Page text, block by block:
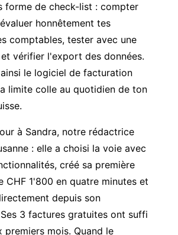
forme de check-list : compter
honnêtement tes
comptables, tester avec une
vérifier l'export des données.
le logiciel de facturation
limite colle au quotidien de ton
à Sandra, notre rédactrice
: elle a choisi la voie avec
créé sa première
CHF 1'800 en quatre minutes et
depuis son
3 factures gratuites ont suffi
premiers mois. Quand le